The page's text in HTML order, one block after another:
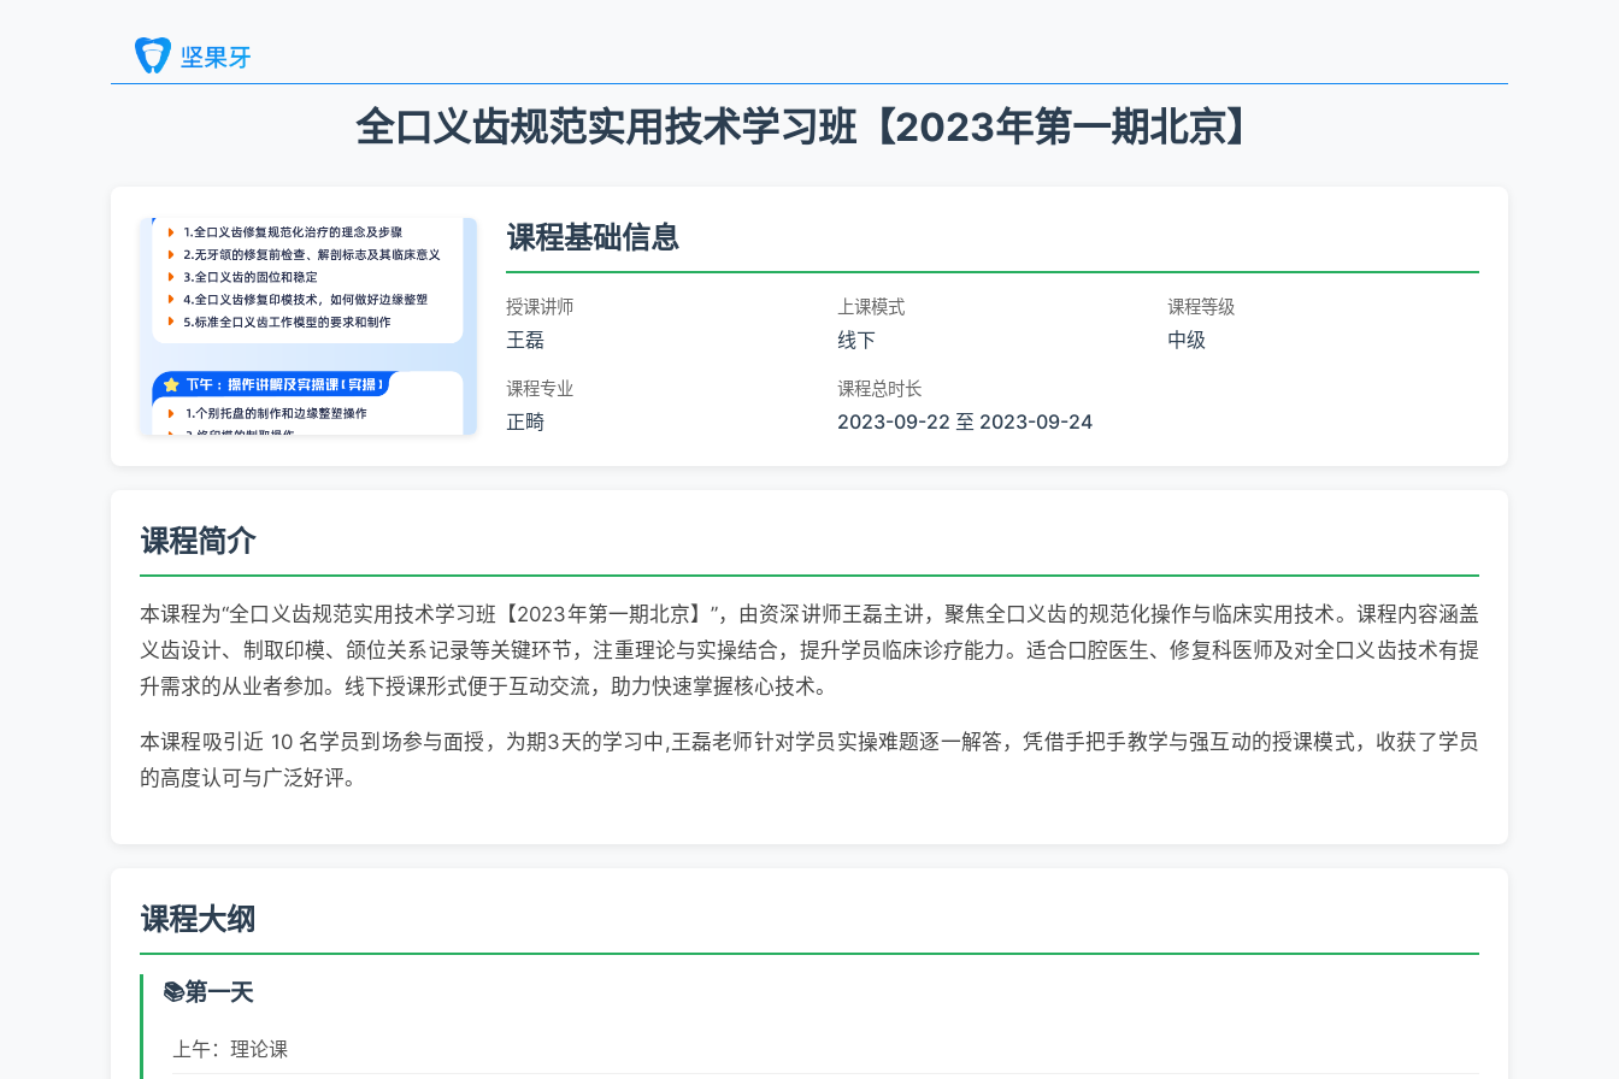
全口义齿规范实用技术学习班【2023年第一期北京】
课程基础信息
授课讲师
王磊
上课模式
线下
课程等级
中级
课程专业
正畸
课程总时长
2023-09-22 至 2023-09-24
课程简介
本课程为“全口义齿规范实用技术学习班【2023年第一期北京】”，由资深讲师王磊主讲，聚焦全口义齿的规范化操作与临床实用技术。课程内容涵盖
义齿设计、制取印模、颌位关系记录等关键环节，注重理论与实操结合，提升学员临床诊疗能力。适合口腔医生、修复科医师及对全口义齿技术有提
升需求的从业者参加。线下授课形式便于互动交流，助力快速掌握核心技术。
本课程吸引近 10 名学员到场参与面授，为期3天的学习中,王磊老师针对学员实操难题逐一解答，凭借手把手教学与强互动的授课模式，收获了学员
的高度认可与广泛好评。
课程大纲
第一天
上午：理论课